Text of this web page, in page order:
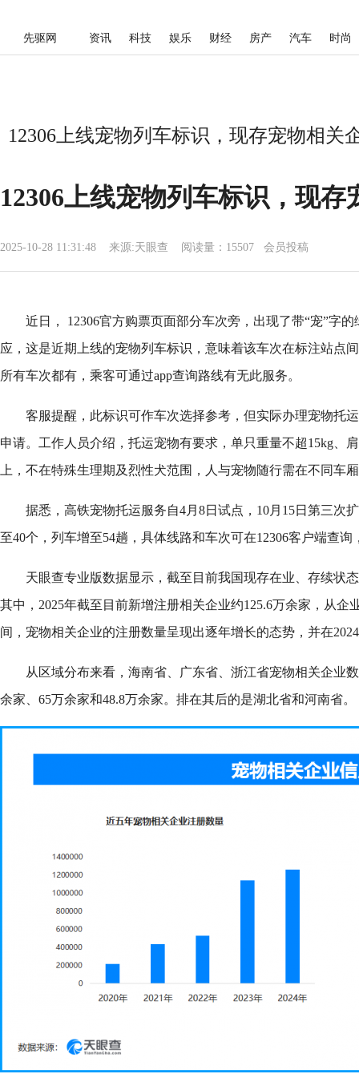
先驱网 资讯 科技 娱乐 财经 房产 汽车 时尚
12306上线宠物列车标识，现存宠物相关
12306上线宠物列车标识，现存
2025-10-28 11:31:48 来源:天眼查 阅读量：15507 会员投稿
近日， 12306官方购票页面部分车次旁，出现了带“宠”字
应，这是近期上线的宠物列车标识，意味着该车次在标注站点
所有车次都有，乘客可通过app查询路线有无此服务。
客服提醒，此标识可作车次选择参考，但实际办理宠物托
申请。工作人员介绍，托运宠物有要求，单只重量不超15kg、
上，不在特殊生理期及烈性犬范围，人与宠物随行需在不同车
据悉，高铁宠物托运服务自4月8日试点，10月15日第三次
至40个，列车增至54趟，具体线路和车次可在12306客户端查
天眼查专业版数据显示，截至目前我国现存在业、存续状
其中，2025年截至目前新增注册相关企业约125.6万余家，从企
间，宠物相关企业的注册数量呈现出逐年增长的态势，并在
从区域分布来看，海南省、广东省、浙江省宠物相关企业
余家、65万余家和48.8万余家。排在其后的是湖北省和河南省。